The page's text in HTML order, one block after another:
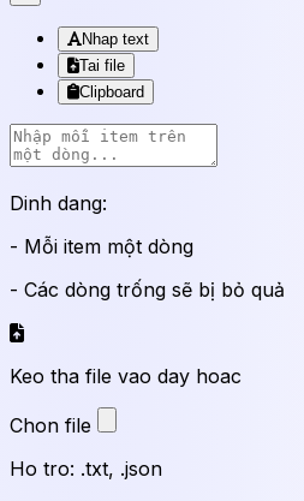
Nhap text
Tai file
Clipboard
Dinh dang:
- Mỗi item một dòng
- Các dòng trống sẽ bị bỏ quả
Keo tha file vao day hoac
Chon file
Ho tro: .txt, .json